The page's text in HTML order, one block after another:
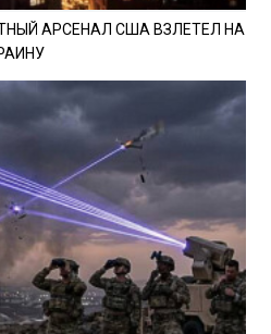
АРСЕНАЛ США ВЗЛЕТЕЛ НА